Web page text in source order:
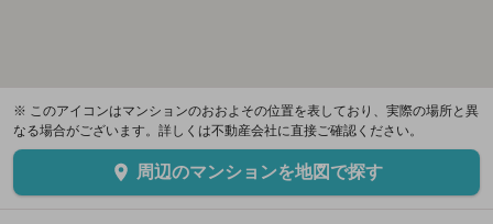
※ このアイコンはマンションのおおよその位置を表しており、実際の場所と異
なる場合がございます。詳しくは不動産会社に直接ご確認ください。
周辺のマンションを地図で探す